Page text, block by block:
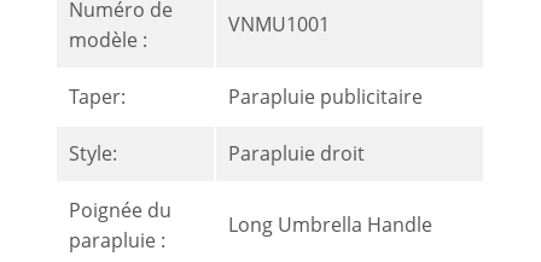
Numéro de
modèle :
VNMU1001
Taper: Parapluie publicitaire
Style: Parapluie droit
Poignée du
parapluie :
Long Umbrella Handle